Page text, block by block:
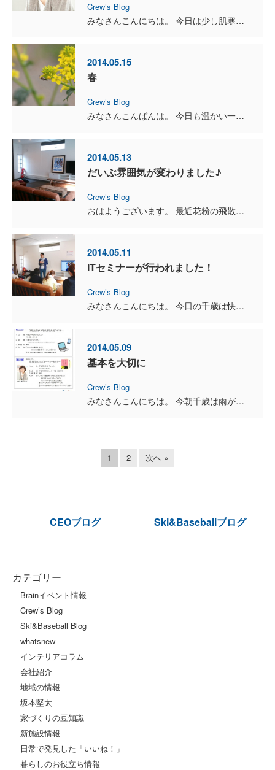
Crew’s Blog
みなさんこんにちは。 今日は少し肌寒いですね。一日一日の気温差があるので、 体調には十分注意したいものです。 さて、明日１７日（土）は待ちに待...
2014.05.15
春
Crew’s Blog
みなさんこんばんは。 今日も温かい一日でした！ 工事の現場に足を運ぶ時などは、 車の窓を全開にしていてちょうど良いくらいでした♪ ブレイン所有の土地のチェッ...
2014.05.13
だいぶ雰囲気が変わりました♪
Crew’s Blog
おはようございます。 最近花粉の飛散量が多い気がしますが気のせいでしょうか…。 毎日くしゃみと鼻水と戦っています！ 以前から告知していたモデル...
2014.05.11
ITセミナーが行われました！
Crew’s Blog
みなさんこんにちは。 今日の千歳は快晴で、とても温かいです♪ 昨日、以前何度かご紹介しました デザインアーキテクト代表取締役の日野さんによるITセミナーが ...
2014.05.09
基本を大切に
Crew’s Blog
みなさんこんにちは。 今朝千歳は雨が降っていました。 晴れの日は大好きですが、 雨の匂いや少しひんやりする空気も好きです。 農家の方も、きっと喜んだことでしょう♪ &nb...
1 2 次へ »
CEOブログ Ski&Baseballブログ
カテゴリー
Brainイベント情報
Crew’s Blog
Ski&Baseball Blog
whatsnew
インテリアコラム
会社紹介
地域の情報
坂本堅太
家づくりの豆知識
新施設情報
日常で発見した「いいね！」
暮らしのお役立ち情報